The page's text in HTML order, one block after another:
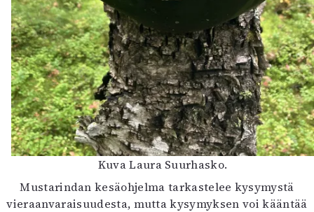
Kuva Laura Suurhasko.
Mustarindan kesäohjelma tarkastelee kysymystä
vieraanvaraisuudesta, mutta kysymyksen voi kääntää